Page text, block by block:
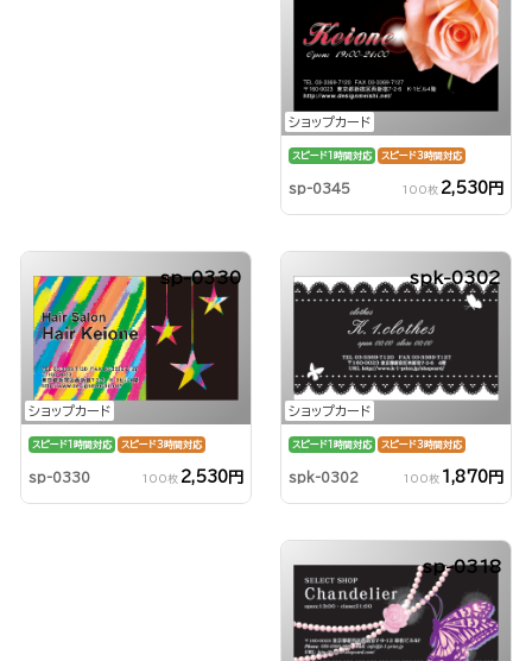
ショップカード
スピード1時間対応 スピード3時間対応
sp-0345 100枚 2,530円
ショップカード
sp-0330
スピード1時間対応 スピード3時間対応
sp-0330 100枚 2,530円
ショップカード
spk-0302
スピード1時間対応 スピード3時間対応
spk-0302 100枚 1,870円
sp-0318